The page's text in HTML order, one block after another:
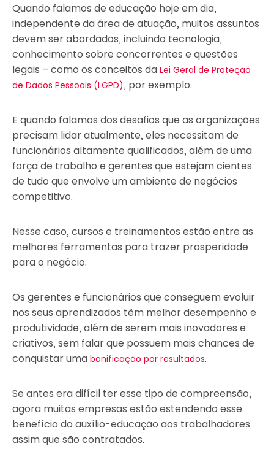
Quando falamos de educação hoje em dia,
independente da área de atuação, muitos assuntos
devem ser abordados, incluindo tecnologia,
conhecimento sobre concorrentes e questões
legais – como os conceitos da Lei Geral de Proteção
de Dados Pessoais (LGPD), por exemplo.
E quando falamos dos desafios que as organizações
precisam lidar atualmente, eles necessitam de
funcionários altamente qualificados, além de uma
força de trabalho e gerentes que estejam cientes
de tudo que envolve um ambiente de negócios
competitivo.
Nesse caso, cursos e treinamentos estão entre as
melhores ferramentas para trazer prosperidade
para o negócio.
Os gerentes e funcionários que conseguem evoluir
nos seus aprendizados têm melhor desempenho e
produtividade, além de serem mais inovadores e
criativos, sem falar que possuem mais chances de
conquistar uma bonificação por resultados.
Se antes era difícil ter esse tipo de compreensão,
agora muitas empresas estão estendendo esse
benefício do auxílio-educação aos trabalhadores
assim que são contratados.